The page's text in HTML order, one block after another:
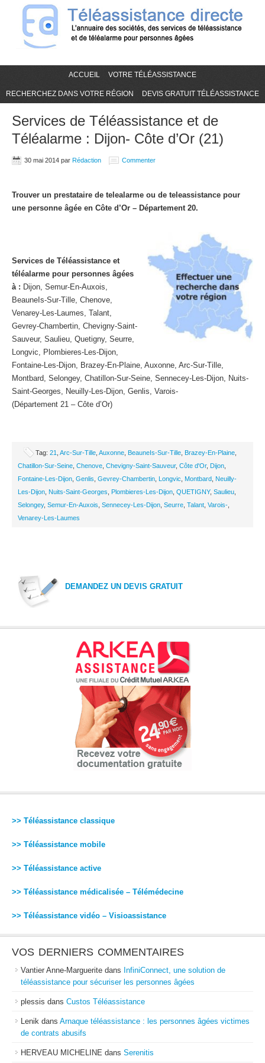
ACCUEIL VOTRE TÉLÉASSISTANCE
RECHERCHEZ DANS VOTRE RÉGION DEVIS GRATUIT TÉLÉASSISTANCE
Services de Téléassistance et de
Téléalarme : Dijon- Côte d’Or (21)
30 mai 2014 par Rédaction Commenter
Trouver un prestataire de telealarme ou de teleassistance pour
une personne âgée en Côte d’Or – Département 20.
Services de Téléassistance et
téléalarme pour personnes âgées
à : Dijon, Semur-En-Auxois,
BeauneIs-Sur-Tille, Chenove,
Venarey-Les-Laumes, Talant,
Gevrey-Chambertin, Chevigny-Saint-
Sauveur, Saulieu, Quetigny, Seurre,
Longvic, Plombieres-Les-Dijon,
Fontaine-Les-Dijon, Brazey-En-Plaine, Auxonne, Arc-Sur-Tille,
Montbard, Selongey, Chatillon-Sur-Seine, Sennecey-Les-Dijon, Nuits-
Saint-Georges, Neuilly-Les-Dijon, Genlis, Varois-
(Département 21 – Côte d’Or)
Tag: 21 Arc-Sur-Tille Auxonne BeauneIs-Sur-Tille Brazey-En-Plaine
Chatillon-Sur-Seine Chenove Chevigny-Saint-Sauveur, Côte d'Or, Dijon
Fontaine-Les-Dijon Genlis Gevrey-Chambertin Longvic Montbard Neuilly-
Les-Dijon Nuits-Saint-Georges Plombieres-Les-Dijon QUETIGNY, Saulieu
Selongey, Semur-En-Auxois Sennecey-Les-Dijon Seurre Talant Varois-
Venarey-Les-Laumes
DEMANDEZ UN DEVIS GRATUIT
>> Téléassistance classique
>> Téléassistance mobile
>> Téléassistance active
>> Téléassistance médicalisée – Télémédecine
>> Téléassistance vidéo – Visioassistance
VOS DERNIERS COMMENTAIRES
Vantier Anne-Marguerite dans InfiniConnect, une solution de
téléassistance pour sécuriser les personnes âgées
plessis dans Custos Téléassistance
Lenik dans Arnaque téléassistance : les personnes âgées victimes
de contrats abusifs
HERVEAU MICHELINE dans Serenitis